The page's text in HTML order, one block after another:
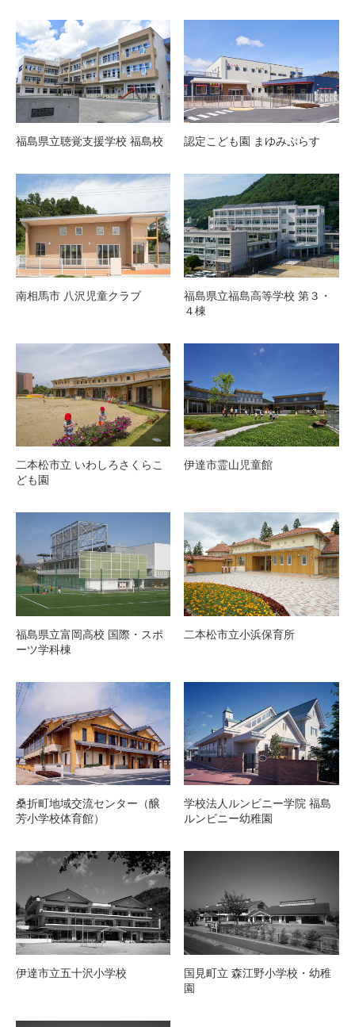
福島県立聴覚支援学校 福島校 認定こども園 まゆみぷらす
南相馬市 八沢児童クラブ
福島県立福島高等学校 第３・
４棟
二本松市立 いわしろさくらこ
ども園
伊達市霊山児童館
福島県立富岡高校 国際・スポ
ーツ学科棟
二本松市立小浜保育所
桑折町地域交流センター（醸
芳小学校体育館）
学校法人ルンビニー学院 福島
ルンビニー幼稚園
伊達市立五十沢小学校
国見町立 森江野小学校・幼稚
園